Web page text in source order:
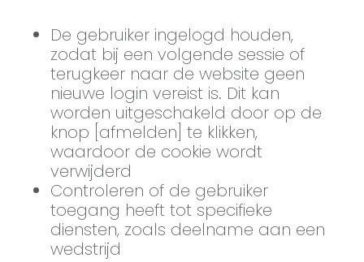
De gebruiker ingelogd houden,
zodat bij een volgende sessie of
terugkeer naar de website geen
nieuwe login vereist is. Dit kan
worden uitgeschakeld door op de
knop [afmelden] te klikken,
waardoor de cookie wordt
verwijderd
Controleren of de gebruiker
toegang heeft tot specifieke
diensten, zoals deelname aan een
wedstrijd